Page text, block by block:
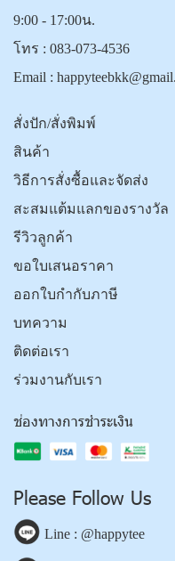
9:00 - 17:00น.
โทร : 083-073-4536
Email :
สั่งปัก/สั่งพิมพ์
สินค้า
วิธีการสั่งซื้อและจัดส่ง
สะสมแต้มแลกของรางวัล
รีวิวลูกค้า
ขอใบเสนอราคา
ออกใบกำกับภาษี
บทความ
ติดต่อเรา
ร่วมงานกับเรา
ช่องทางการชำระเงิน
Please Follow Us
Line : @happytee